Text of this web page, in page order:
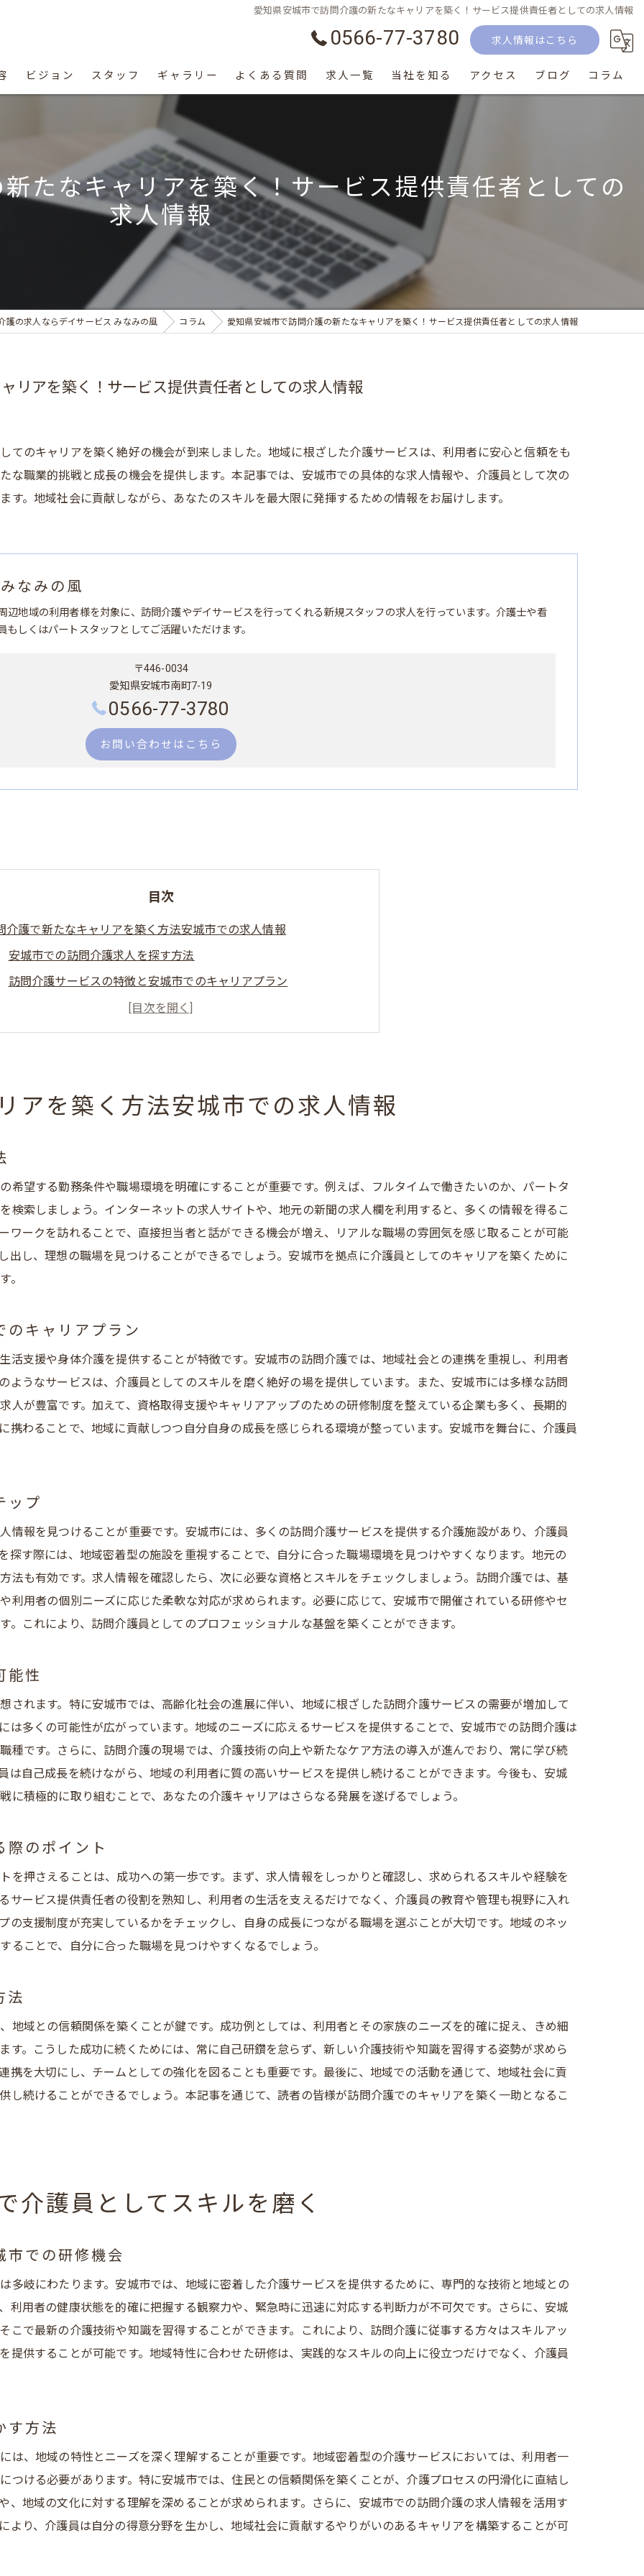
愛知県安城市で訪問介護の新たなキャリアを築く！サービス提供責任者としての求人情報
0566-77-3780 求人情報はこちら
ビジョン スタッフ ギャラリー よくある質問 求人一覧 当社を知る
生活相談員
介護士
サービス提供責任者
アクセス ブログ コラム
たなキャリアを築く！サービス提供責任者としての
求人情報
護の求人ならデイサービス みなみの風 コラム 愛知県安城市で訪問介護の新たなキャリアを築く！サービス提供責任者としての求人情報
リアを築く！サービス提供責任者としての求人情報
てのキャリアを築く絶好の機会が到来しました。地域に根ざした介護サービスは、利用者に安心と信頼をも
な職業的挑戦と成長の機会を提供します。本記事では、安城市での具体的な求人情報や、介護員として次の
。地域社会に貢献しながら、あなたのスキルを最大限に発揮するための情報をお届けします。
なみの風
辺地域の利用者様を対象に、訪問介護やデイサービスを行ってくれる新規スタッフの求人を行っています。介護士や看
もしくはパートスタッフとしてご活躍いただけます。
〒446-0034
愛知県安城市南町7-19
0566-77-3780
お問い合わせはこちら
目次
介護で新たなキャリアを築く方法安城市での求人情報
安城市での訪問介護求人を探す方法
訪問介護サービスの特徴と安城市でのキャリアプラン
安城市で訪問介護を始める際のステップ
訪問介護業界の未来と安城市での可能性
市の訪問介護業界で介護員としてスキルを磨く
介護員としてのキャリアアップと安城市の訪問介護求人
訪問介護業界での成長を支える安城市のサポート
安城市での訪問介護におけるスキル向上のためのリソース
訪問介護のスキルが安城市でのキャリアに与える影響
安城市での訪問介護求人を選ぶ理由
安城市で訪問介護を通じたキャリアの成長機会
訪問介護を通じた自己成長と安城市での実践
安城市の訪問介護業界でキャリアを飛躍させる方法
訪問介護の現場で経験を積むための安城市のサポート
安城市での訪問介護求人がもたらす成長の道
訪問介護での成長を支える安城市の環境
訪問介護でキャリアアップを実現する安城市の求人
安城市での訪問介護がキャリアアップに与える影響
訪問介護の職場環境がキャリアに与える利点と安城市の例
安城市の訪問介護求人を通じたキャリアアップの実現方法
訪問介護業界での昇進機会と安城市の求人
訪問介護での地域貢献意識を高める安城市の取り組み
地域密着型サービスの重要性と安城市の訪問介護
訪問介護で地域と共に成長する安城市の事例
訪問介護がキャリアチェンジに与える影響と安城市の機会
安城市での訪問介護求人が提供する新たなキャリアの可能性
訪問介護業界での転職を支える安城市の求人情報
員としての未来を描く安城市の訪問介護求人情報
訪問介護でのキャリアパスを示す安城市の求人情報
安城市の訪問介護業界が提供する未来の展望
訪問介護が介護員の未来に与えるポジティブな影響と安城市の役割
安城市での訪問介護求人が示す未来への道
訪問介護での未来に向けた安城市の支援
アを築く方法安城市での求人情報
希望する勤務条件や職場環境を明確にすることが重要です。例えば、フルタイムで働きたいのか、パートタ
検索しましょう。インターネットの求人サイトや、地元の新聞の求人欄を利用すると、多くの情報を得るこ
ワークを訪れることで、直接担当者と話ができる機会が増え、リアルな職場の雰囲気を感じ取ることが可能
出し、理想の職場を見つけることができるでしょう。安城市を拠点に介護員としてのキャリアを築くために
。
のキャリアプラン
活支援や身体介護を提供することが特徴です。安城市の訪問介護では、地域社会との連携を重視し、利用者
ようなサービスは、介護員としてのスキルを磨く絶好の場を提供しています。また、安城市には多様な訪問
人が豊富です。加えて、資格取得支援やキャリアアップのための研修制度を整えている企業も多く、長期的
携わることで、地域に貢献しつつ自分自身の成長を感じられる環境が整っています。安城市を舞台に、介護員
ップ
情報を見つけることが重要です。安城市には、多くの訪問介護サービスを提供する介護施設があり、介護員
探す際には、地域密着型の施設を重視することで、自分に合った職場環境を見つけやすくなります。地元の
法も有効です。求人情報を確認したら、次に必要な資格とスキルをチェックしましょう。訪問介護では、基
利用者の個別ニーズに応じた柔軟な対応が求められます。必要に応じて、安城市で開催されている研修やセ
これにより、訪問介護員としてのプロフェッショナルな基盤を築くことができます。
能性
されます。特に安城市では、高齢化社会の進展に伴い、地域に根ざした訪問介護サービスの需要が増加して
は多くの可能性が広がっています。地域のニーズに応えるサービスを提供することで、安城市での訪問介護は
種です。さらに、訪問介護の現場では、介護技術の向上や新たなケア方法の導入が進んでおり、常に学び続
は自己成長を続けながら、地域の利用者に質の高いサービスを提供し続けることができます。今後も、安城
に積極的に取り組むことで、あなたの介護キャリアはさらなる発展を遂げるでしょう。
際のポイント
を押さえることは、成功への第一歩です。まず、求人情報をしっかりと確認し、求められるスキルや経験を
サービス提供責任者の役割を熟知し、利用者の生活を支えるだけでなく、介護員の教育や管理も視野に入れ
の支援制度が充実しているかをチェックし、自身の成長につながる職場を選ぶことが大切です。地域のネッ
ことで、自分に合った職場を見つけやすくなるでしょう。
法
地域との信頼関係を築くことが鍵です。成功例としては、利用者とその家族のニーズを的確に捉え、きめ細
す。こうした成功に続くためには、常に自己研鑽を怠らず、新しい介護技術や知識を習得する姿勢が求めら
携を大切にし、チームとしての強化を図ることも重要です。最後に、地域での活動を通じて、地域社会に貢
し続けることができるでしょう。本記事を通じて、読者の皆様が訪問介護でのキャリアを築く一助となるこ
介護員としてスキルを磨く
市での研修機会
多岐にわたります。安城市では、地域に密着した介護サービスを提供するために、専門的な技術と地域との
利用者の健康状態を的確に把握する観察力や、緊急時に迅速に対応する判断力が不可欠です。さらに、安城
こで最新の介護技術や知識を習得することができます。これにより、訪問介護に従事する方々はスキルアッ
提供することが可能です。地域特性に合わせた研修は、実践的なスキルの向上に役立つだけでなく、介護員
す方法
は、地域の特性とニーズを深く理解することが重要です。地域密着型の介護サービスにおいては、利用者一
つける必要があります。特に安城市では、住民との信頼関係を築くことが、介護プロセスの円滑化に直結し
、地域の文化に対する理解を深めることが求められます。さらに、安城市での訪問介護の求人情報を活用す
より、介護員は自分の得意分野を生かし、地域社会に貢献するやりがいのあるキャリアを構築することが可